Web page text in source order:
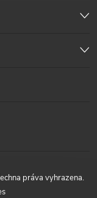
práva vyhrazena.